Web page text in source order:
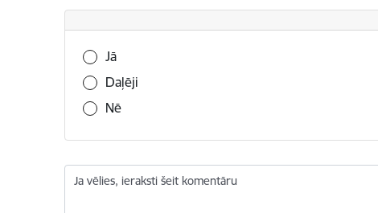
Vai šī informācija bija noderīga?
Jā
Daļēji
Nē
Ja vēlies, ieraksti šeit komentāru